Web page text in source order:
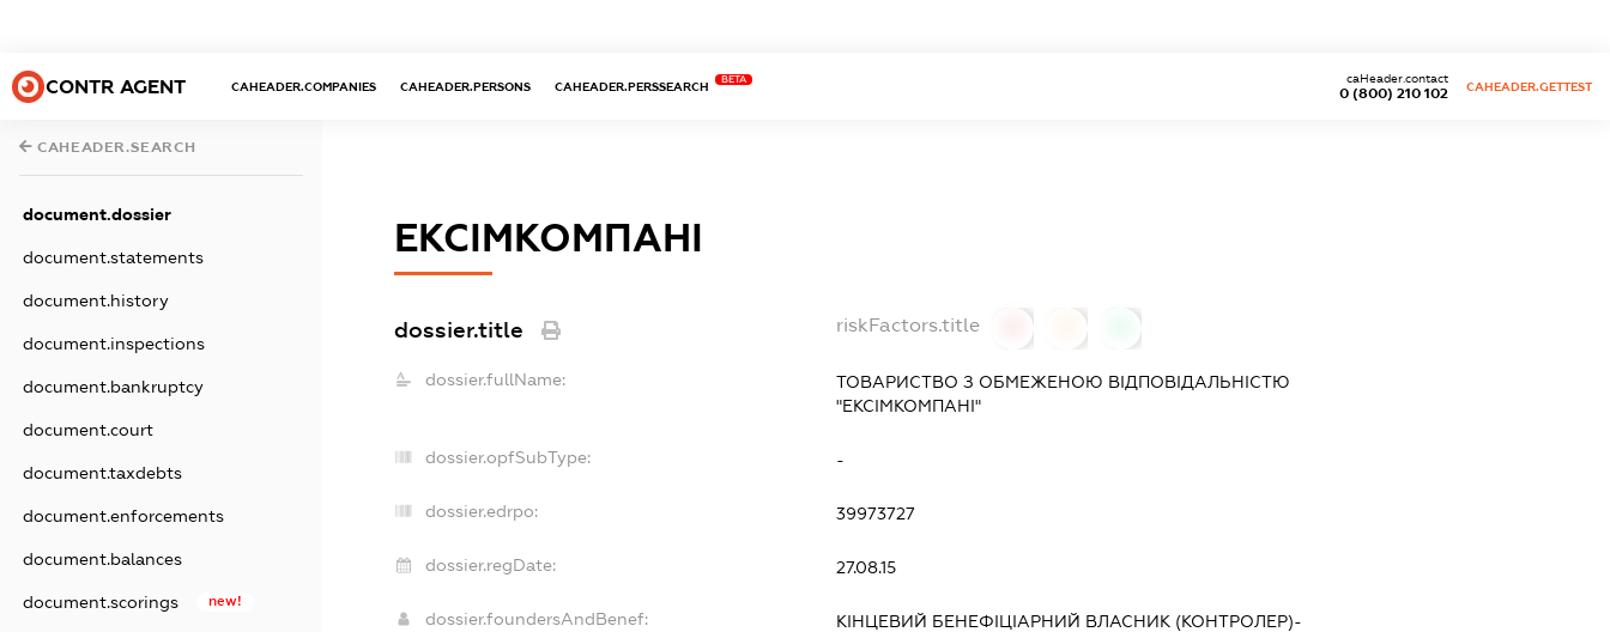
CONTR AGENT CAHEADER.COMPANIES CAHEADER.PERSONS CAHEADER.PERSSEARCH
BETA
0 (800) 210 102
caHeader.contact
CAHEADER.GETTEST
CAHEADER.SEARCH
document.dossier
document.statements
document.history
document.inspections
document.bankruptcy
document.court
document.taxdebts
document.enforcements
document.balances
document.scorings new!
ЕКСІМКОМПАНІ
dossier.title riskFactors.title
dossier.fullName:
ТОВАРИСТВО З ОБМЕЖЕНОЮ ВІДПОВІДАЛЬНІСТЮ
"ЕКСІМКОМПАНІ"
dossier.opfSubType: -
dossier.edrpo: 39973727
dossier.regDate: 27.08.15
dossier.foundersAndBenef:
КІНЦЕВИЙ БЕНЕФІЦІАРНИЙ ВЛАСНИК (КОНТРОЛЕР)-